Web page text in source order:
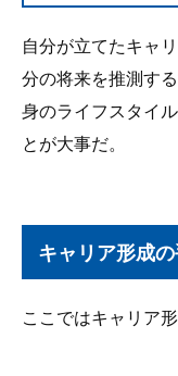
自分が立てたキャ
分の将来を推測す
身のライフスタイ
とが大事だ。
キャリア形成
ここではキャリア